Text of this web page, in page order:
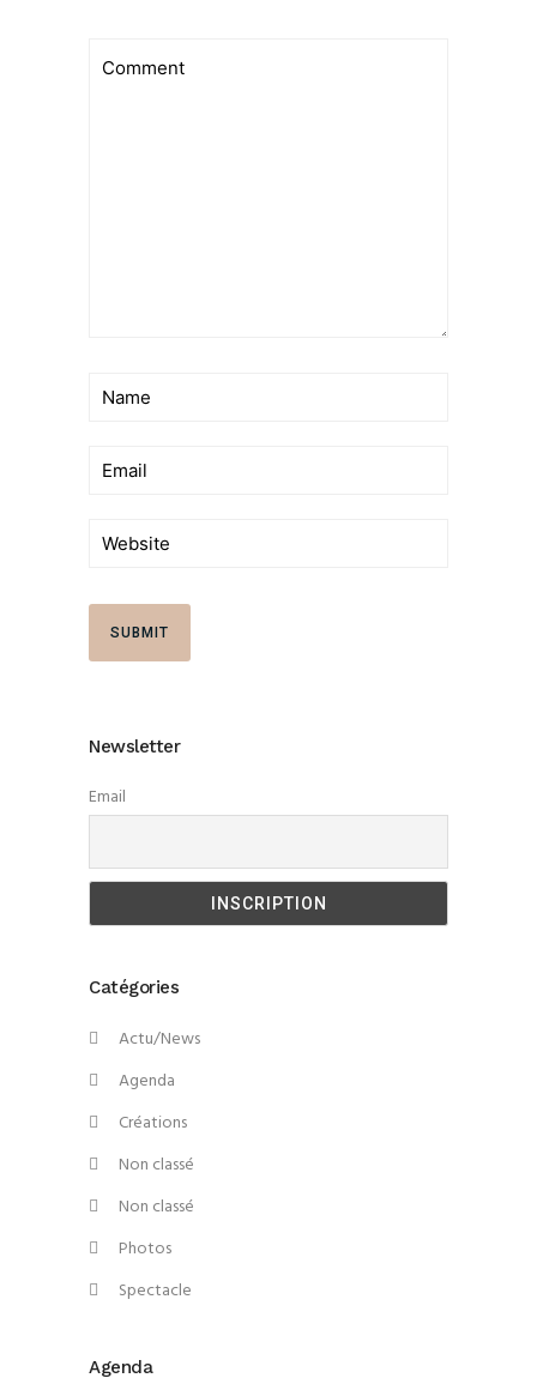
Newsletter
Email
Catégories
Actu/News
Agenda
Créations
Non classé
Non classé
Photos
Spectacle
Agenda